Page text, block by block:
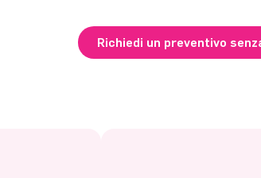
Richiedi un preventivo